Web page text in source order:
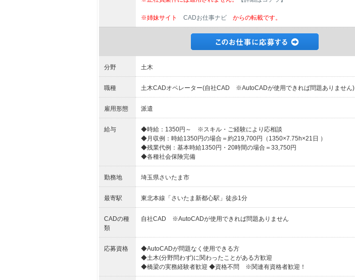
※姉妹サイト CADお仕事ナビ からの転載です。
分野 土木
職種 土木CADオペレーター(自社CAD ※AutoCADが使用できれば問題ありません)
雇用形態 派遣
給与
◆時給：1350円～ ※スキル・ご経験により応相談
◆月収例：時給1350円の場合＝約219,700円（1350×7.75h×21日 ）
◆残業代例：基本時給1350円・20時間の場合＝33,750円
◆各種社会保険完備
勤務地 埼玉県さいたま市
最寄駅 東北本線「さいたま新都心駅」徒歩1分
CADの種
類
自社CAD ※AutoCADが使用できれば問題ありません
応募資格
◆AutoCADが問題なく使用できる方
◆土木(分野問わず)に関わったことがある方歓迎
◆橋梁の実務経験者歓迎 ◆資格不問 ※関連有資格者歓迎！